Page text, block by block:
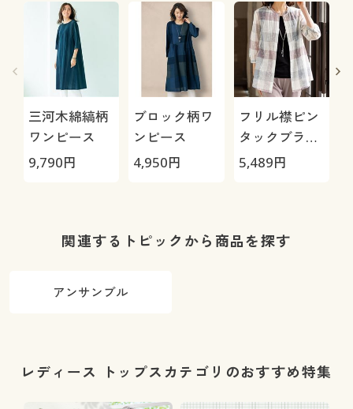
三河木綿縞柄
ワンピース
9,790円
ブロック柄ワ
ンピース
4,950円
フリル襟ピン
タックブラウ
ス
5,489円
関連するトピックから商品を探す
アンサンブル
レディース トップスカテゴリのおすすめ特集